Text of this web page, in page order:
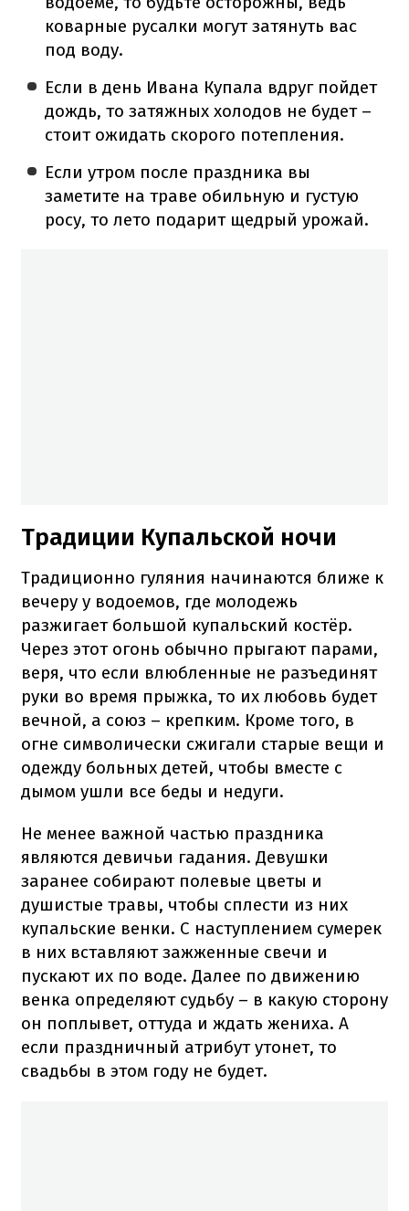
коварные русалки могут затянуть вас
под воду.
Если в день Ивана Купала вдруг пойдет
дождь, то затяжных холодов не будет –
стоит ожидать скорого потепления.
Если утром после праздника вы
заметите на траве обильную и густую
росу, то лето подарит щедрый урожай.
Традиции Купальской ночи
Традиционно гуляния начинаются ближе к
вечеру у водоемов, где молодежь
разжигает большой купальский костёр.
Через этот огонь обычно прыгают парами,
веря, что если влюбленные не разъединят
руки во время прыжка, то их любовь будет
вечной, а союз – крепким. Кроме того, в
огне символически сжигали старые вещи и
одежду больных детей, чтобы вместе с
дымом ушли все беды и недуги.
Не менее важной частью праздника
являются девичьи гадания. Девушки
заранее собирают полевые цветы и
душистые травы, чтобы сплести из них
купальские венки. С наступлением сумерек
в них вставляют зажженные свечи и
пускают их по воде. Далее по движению
венка определяют судьбу – в какую сторону
он поплывет, оттуда и ждать жениха. А
если праздничный атрибут утонет, то
свадьбы в этом году не будет.